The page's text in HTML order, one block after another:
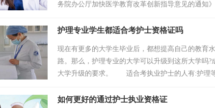
务院办公厅加快医学教育改革创新指导意见的通知
护理专业学生都适合考护士资格证吗
现在有更多的大学生毕业后，都想提高自己的教育
路。那么，护理专业的大学可以升级到这所大学吗
大学升级的要求。 适合考执业护士的人有:护理
如何更好的通过护士执业资格证